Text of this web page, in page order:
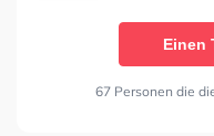
Einen
67 Personen die